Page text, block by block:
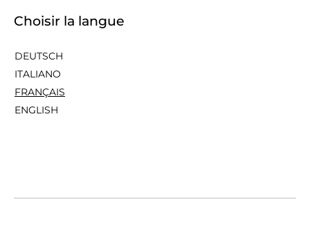
Choisir la langue
DEUTSCH
ITALIANO
FRANÇAIS
ENGLISH